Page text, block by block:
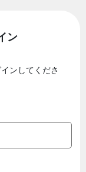
ン
ンしてくださ